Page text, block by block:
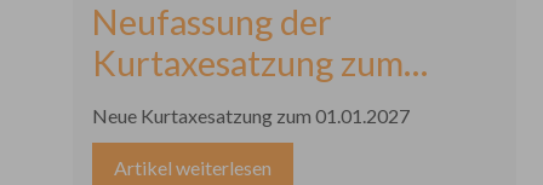
Neufassung der
Kurtaxesatzung zum
01.01.2027
Neue Kurtaxesatzung zum 01.01.2027
Artikel weiterlesen